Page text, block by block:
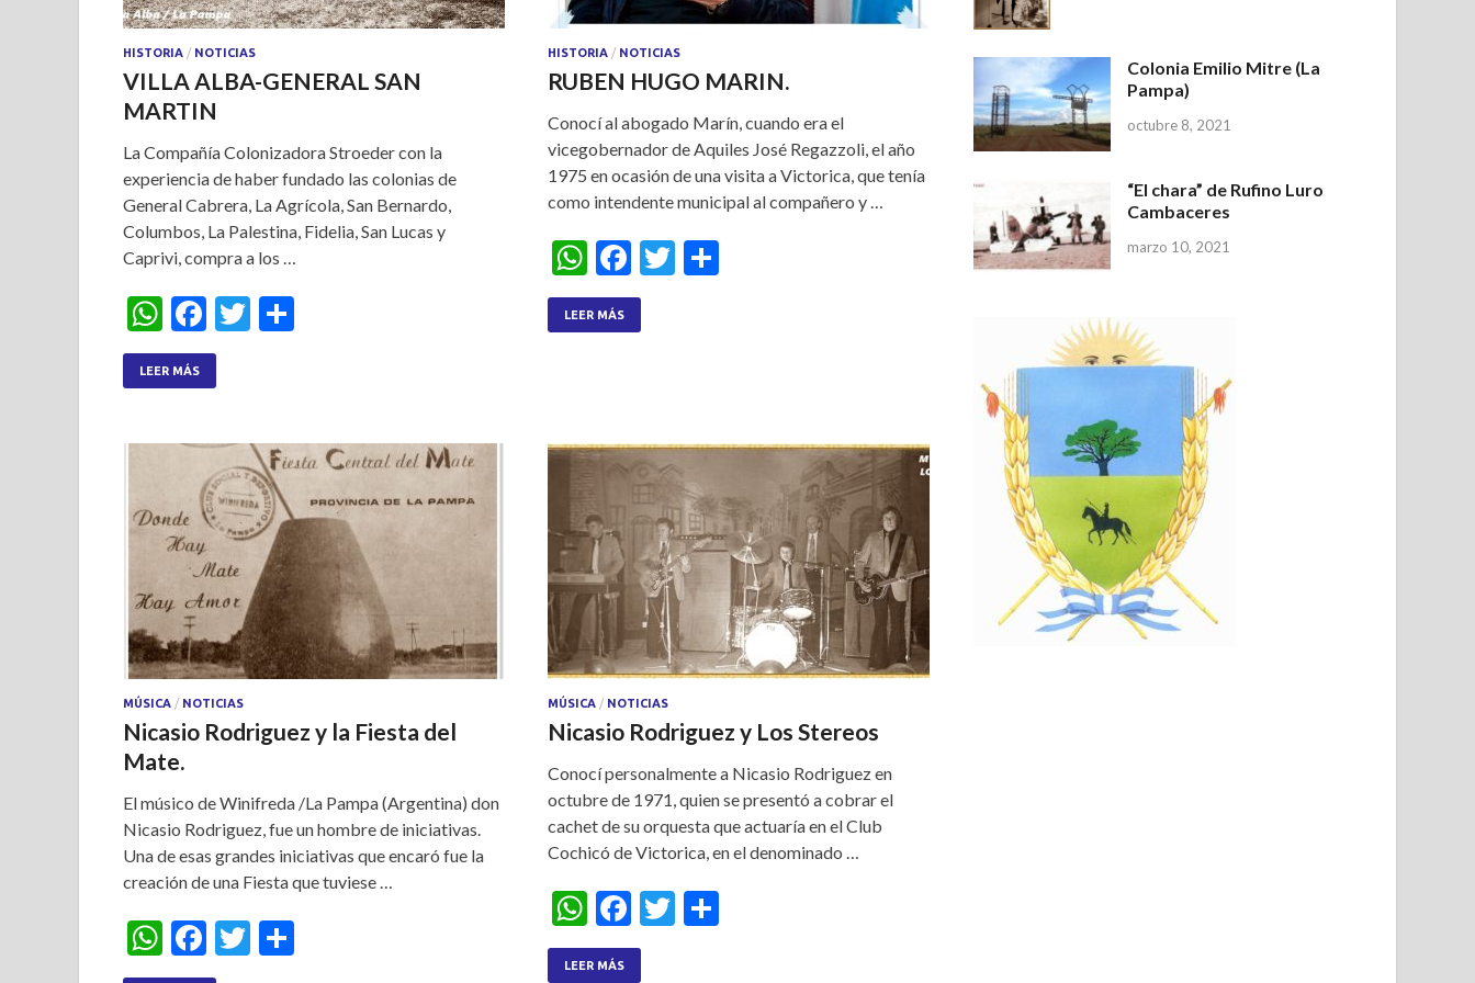
HISTORIA / NOTICIAS
VILLA ALBA-GENERAL SAN
MARTIN
La Compañía Colonizadora Stroeder con la
experiencia de haber fundado las colonias de
General Cabrera, La Agrícola, San Bernardo,
Columbos, La Palestina, Fidelia, San Lucas y
Caprivi, compra a los …
W
h
at
A
p
F
ac
e
o
o
k
T
LEER MÁS
HISTORIA / NOTICIAS
RUBEN HUGO MARIN.
Conocí al abogado Marín, cuando era el
vicegobernador de Aquiles José Regazzoli, el año
1975 en ocasión de una visita a Victorica, que tenía
como intendente municipal al compañero y …
W
h
at
p
p
F
ac
e
o
k
T
LEER MÁS
MÚSICA / NOTICIAS
Nicasio Rodriguez y la Fiesta del
Mate.
El músico de Winifreda /La Pampa (Argentina) don
Nicasio Rodriguez, fue un hombre de iniciativas.
Una de esas grandes iniciativas que encaró fue la
creación de una Fiesta que tuviese …
W
h
F
ac
T
MÚSICA / NOTICIAS
Nicasio Rodriguez y Los Stereos
Conocí personalmente a Nicasio Rodriguez en
octubre de 1971, quien se presentó a cobrar el
cachet de su orquesta que actuaría en el Club
Cochicó de Victorica, en el denominado …
W
h
F
ac
T
LEER MÁS
Colonia Emilio Mitre (La
Pampa)
octubre 8, 2021
“El chara” de Rufino Luro
Cambaceres
marzo 10, 2021